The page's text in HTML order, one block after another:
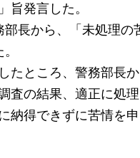
旨発言した。
長から、「未処理の
たところ、警務部長
査の結果、適正に処
納得できずに苦情を